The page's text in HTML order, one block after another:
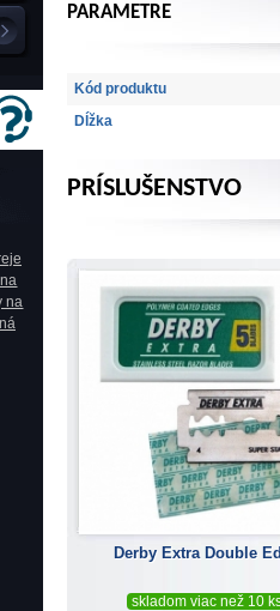
na
PARAMETRE
Kód produktu
Dĺžka
PRÍSLUŠENSTVO
Derby Extra Double
skladom viac než 10